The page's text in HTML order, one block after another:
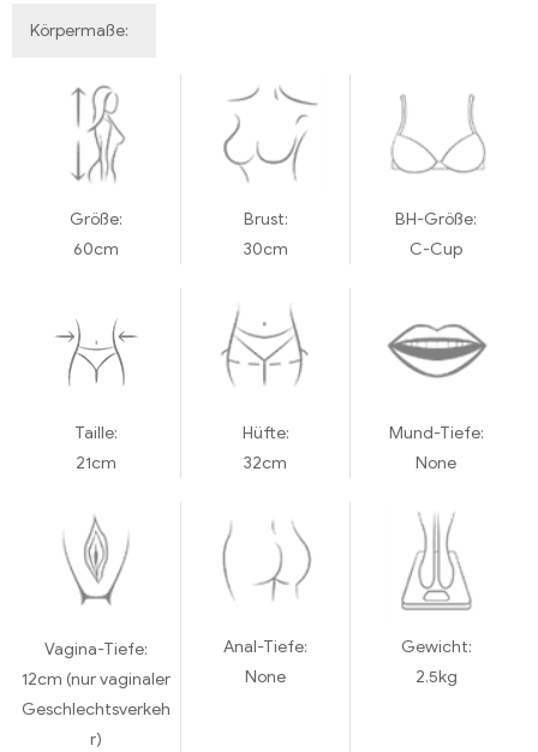
Körpermaße:
Größe:
60cm
Brust:
30cm
BH-Größe:
C-Cup
Taille:
21cm
Hüfte:
32cm
Mund-Tiefe:
None
Vagina-Tiefe:
12cm (nur vaginaler
Geschlechtsverkeh
r)
Anal-Tiefe:
None
Gewicht:
2.5kg